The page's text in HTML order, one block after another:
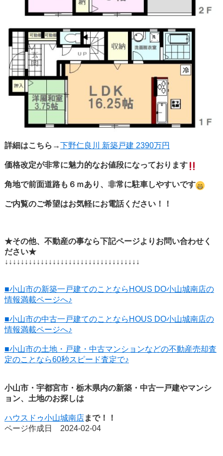
詳細はこちら→下野仁良川 新築戸建 2390万円
価格改定が非常に魅力的なお値段になっております
角地で前面道路も６ｍあり、非常に駐車しやすいです
ご内覧のご希望はお気軽にお電話ください！！
★その他、不動産の事なら下記ページよりお問い合わせく
ださい★
↓↓↓↓↓↓↓↓↓↓↓↓↓↓↓↓↓↓↓↓↓↓↓↓↓↓↓↓↓↓↓↓↓↓
■小山市の新築一戸建てのことならHOUS DO小山城南店の
情報満載ページへ♪
■小山市の中古一戸建てのことならHOUS DO小山城南店の
情報満載ページへ♪
■小山市の土地・戸建・中古マンションなどの不動産売却査
定のことなら60秒スピード査定で♪
小山市・宇都宮市・栃木県内の新築・中古一戸建やマンシ
ョン、土地のお探しは
ハウスドゥ小山城南店まで！！
ページ作成日 2024-02-04